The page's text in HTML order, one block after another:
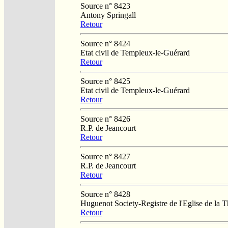
Source n° 8423
Antony Springall
Retour
Source n° 8424
Etat civil de Templeux-le-Guérard
Retour
Source n° 8425
Etat civil de Templeux-le-Guérard
Retour
Source n° 8426
R.P. de Jeancourt
Retour
Source n° 8427
R.P. de Jeancourt
Retour
Source n° 8428
Huguenot Society-Registre de l'Eglise de la
Retour